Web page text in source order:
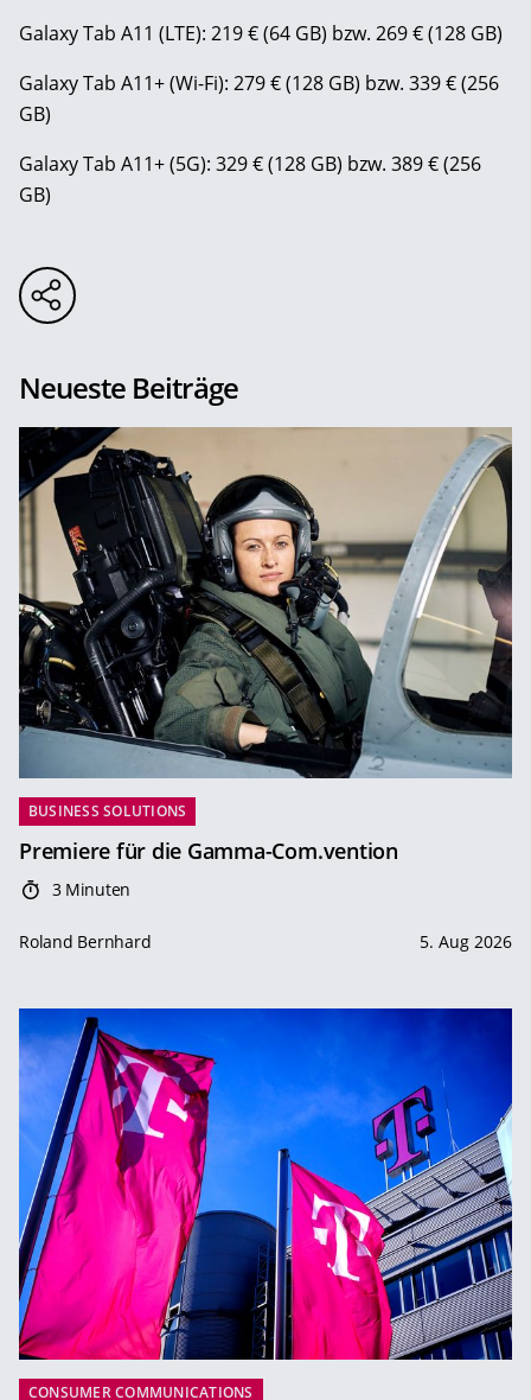
Galaxy Tab A11 (LTE): 219 € (64 GB) bzw. 269 € (128 GB)
Galaxy Tab A11+ (Wi-Fi): 279 € (128 GB) bzw. 339 € (256
GB)
Galaxy Tab A11+ (5G): 329 € (128 GB) bzw. 389 € (256
GB)
Neueste Beiträge
BUSINESS SOLUTIONS
Premiere für die Gamma-Com.vention
3 Minuten
Roland Bernhard 5. Aug 2026
CONSUMER COMMUNICATIONS